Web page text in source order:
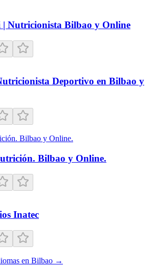
| Nutricionista Bilbao y Online
Deportivo en Bilbao y
Bilbao y Online.
Inatec
en Bilbao →